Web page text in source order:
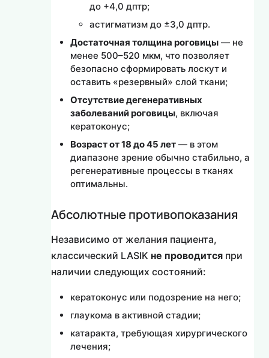
до +4,0 дптр;
астигматизм до ±3,0 дптр.
Достаточная толщина роговицы — не
менее 500–520 мкм, что позволяет
безопасно сформировать лоскут и
оставить «резервный» слой ткани;
Отсутствие дегенеративных
заболеваний роговицы, включая
кератоконус;
Возраст от 18 до 45 лет — в этом
диапазоне зрение обычно стабильно, а
регенеративные процессы в тканях
оптимальны.
Абсолютные противопоказания
Независимо от желания пациента,
классический LASIK не проводится при
наличии следующих состояний:
кератоконус или подозрение на него;
глаукома в активной стадии;
катаракта, требующая хирургического
лечения;